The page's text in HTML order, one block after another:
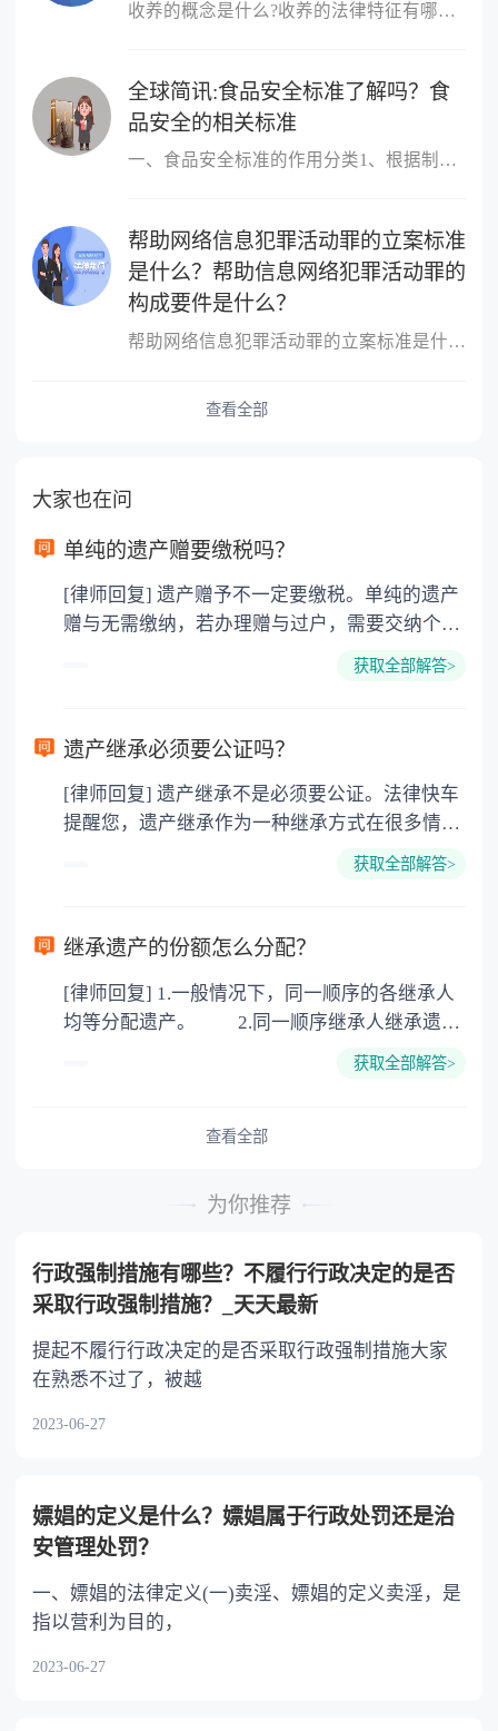
收养的概念是什么?收养的法律特征有哪些?收养，是指自然人领养他人
全球简讯:食品安全标准了解吗？食
品安全的相关标准
一、食品安全标准的作用分类1、根据制定标准的主体进行分类，包括国
帮助网络信息犯罪活动罪的立案标准
是什么？帮助信息网络犯罪活动罪的
构成要件是什么？
帮助网络信息犯罪活动罪的立案标准是什么？帮助网络信息犯罪活动罪
查看全部
大家也在问
单纯的遗产赠要缴税吗？
[律师回复] 遗产赠予不一定要缴税。单纯的遗产
赠与无需缴纳，若办理赠与过户，需要交纳个人
所得税、契税和公证费。赠与过户是没有增值税
要缴纳公证费，具体如下： 1. 公证费：按房
3. 印花税：按房屋评估价的0.05%缴纳 4. 土
地增值税：按房价1%缴纳 5. 房屋产权登记费：
获取全部解答>
遗产继承必须要公证吗？
[律师回复] 遗产继承不是必须要公证。法律快车
提醒您，遗产继承作为一种继承方式在很多情况
下都是不需要公证的，当然，如果需要公正的也
以防对财产继承发生纠纷，可以对遗产继承进行
公证。
获取全部解答>
继承遗产的份额怎么分配？
[律师回复] 1.一般情况下，同一顺序的各继承人
均等分配遗产。 2.同一顺序继承人继承遗产
或者与被继承人共同生活的继承人，分配遗产
的继承人，不尽扶养义务的，分配遗产时，应当
获取全部解答>
查看全部
为你推荐
行政强制措施有哪些？不履行行政决定的是否
采取行政强制措施？_天天最新
提起不履行行政决定的是否采取行政强制措施大家
在熟悉不过了，被越
2023-06-27
嫖娼的定义是什么？嫖娼属于行政处罚还是治
安管理处罚？
一、嫖娼的法律定义(一)卖淫、嫖娼的定义卖淫，是
指以营利为目的，
2023-06-27